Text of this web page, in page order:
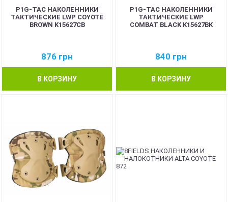
P1G-TAC НАКОЛЕННИКИ
ТАКТИЧЕСКИЕ LWP COYOTE
BROWN K15627CB
876 грн
В КОРЗИНУ
P1G-TAC НАКОЛЕННИКИ
ТАКТИЧЕСКИЕ LWP
COMBAT BLACK K15627BK
840 грн
В КОРЗИНУ